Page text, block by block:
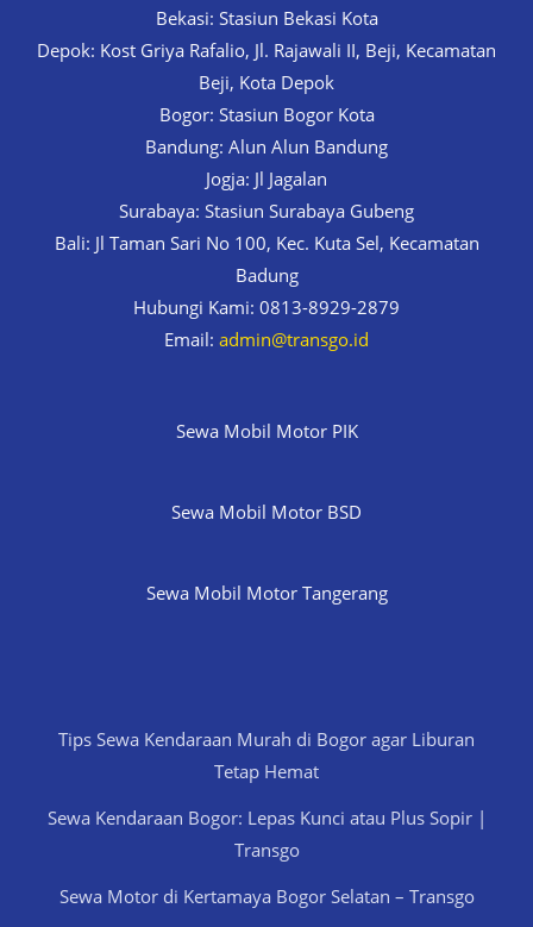
Bekasi: Stasiun Bekasi Kota
Depok: Kost Griya Rafalio, Jl. Rajawali II, Beji, Kecamatan
Beji, Kota Depok
Bogor: Stasiun Bogor Kota
Bandung: Alun Alun Bandung
Jogja: Jl Jagalan
Surabaya: Stasiun Surabaya Gubeng
Bali: Jl Taman Sari No 100, Kec. Kuta Sel, Kecamatan
Badung
Hubungi Kami: 0813-8929-2879
Email: admin@transgo.id
Sewa Mobil Motor PIK
Sewa Mobil Motor BSD
Sewa Mobil Motor Tangerang
Tips Sewa Kendaraan Murah di Bogor agar Liburan
Tetap Hemat
Sewa Kendaraan Bogor: Lepas Kunci atau Plus Sopir |
Transgo
Sewa Motor di Kertamaya Bogor Selatan – Transgo